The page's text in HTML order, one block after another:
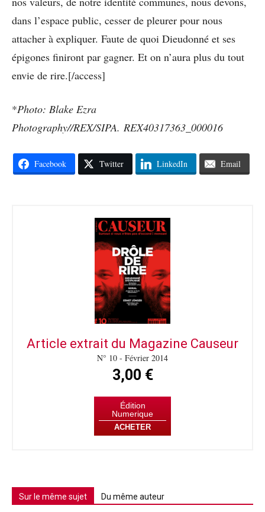
dans l’espace public, cesser de pleurer pour nous
attacher à expliquer. Faute de quoi Dieudonné et ses
épigones finiront par gagner. Et on n’aura plus du tout
envie de rire.[/access]
*Photo: Blake Ezra
Photography//REX/SIPA. REX40317363_000016
Facebook Twitter LinkedIn Email
Article extrait du Magazine Causeur
N° 10 - Février 2014
3,00 €
Édition
Numerique
ACHETER
Sur le même sujet Du même auteur